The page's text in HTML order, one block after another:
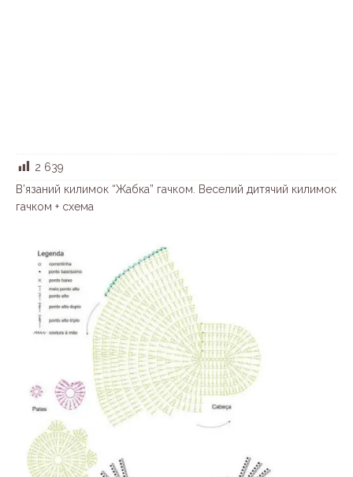
2 639
В’язаний килимок “Жабка” гачком. Веселий дитячий килимок
гачком + схема